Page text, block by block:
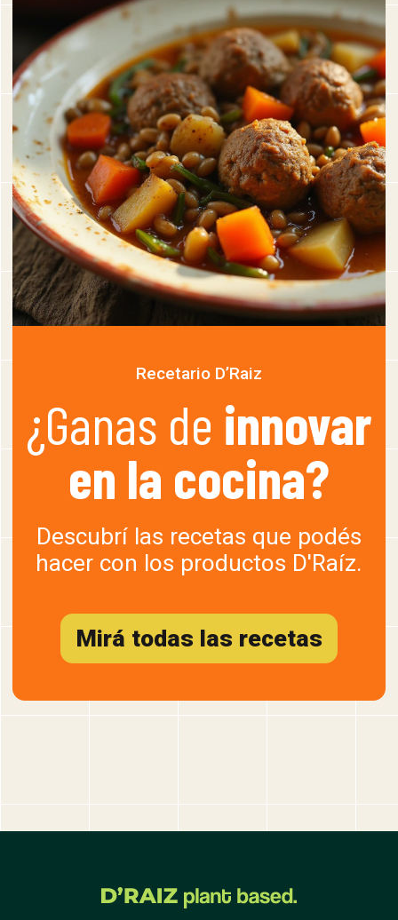
Recetario D’Raiz
¿Ganas de innovar
en la cocina?
Descubrí las recetas que podés
hacer con los productos D'Raíz.
Mirá todas las recetas